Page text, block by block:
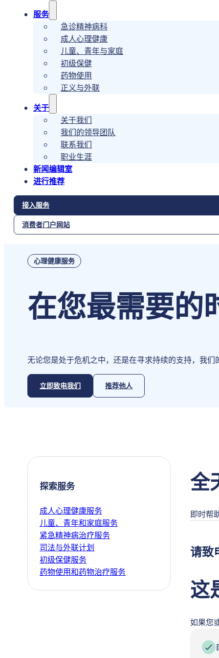
服务
急诊精神病科
成人心理健康
儿童、青年与家庭
初级保健
药物使用
正义与外联
关于
关于我们
我们的领导团队
联系我们
职业生涯
新闻编辑室
进行推荐
接入服务
消费者门户网站
在您最需要的
心理健康服务
无论您是处于危机之中，还是在寻求持续的支持，我
立即致电我们 推荐他人
探索服务
成人心理健康服务
儿童、青年和家庭服务
紧急精神病治疗服务
司法与外联计划
初级保健服务
药物使用和药物治疗服务
全
即时帮
请致
这
如果您